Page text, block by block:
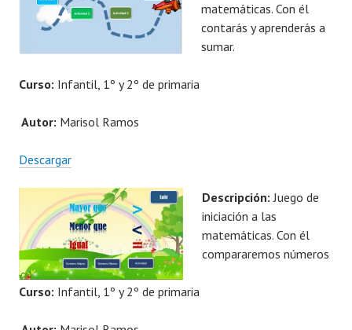
matemáticas. Con él
contarás y aprenderás a
sumar.
Curso: Infantil, 1º y 2º de primaria
Autor: Marisol Ramos
Descargar
Descripción:Juego de
iniciación a las
matemáticas. Con él
compararemos números
Curso: Infantil, 1º y 2º de primaria